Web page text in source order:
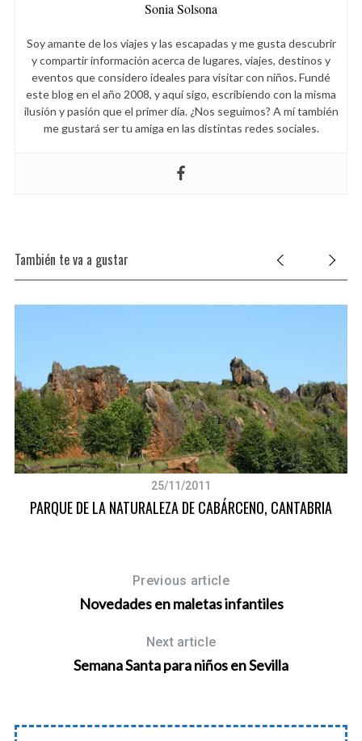
Sonia Solsona
Soy amante de los viajes y las escapadas y me gusta descubrir
y compartir información acerca de lugares, viajes, destinos y
eventos que considero ideales para visitar con niños. Fundé
este blog en el año 2008, y aquí sigo, escribiendo con la misma
ilusión y pasión que el primer día. ¿Nos seguimos? A mí también
me gustará ser tu amiga en las distintas redes sociales.
También te va a gustar
25/11/2011
PARQUE DE LA NATURALEZA DE CABÁRCENO, CANTABRIA
Previous article
Novedades en maletas infantiles
Next article
Semana Santa para niños en Sevilla
f
o
r